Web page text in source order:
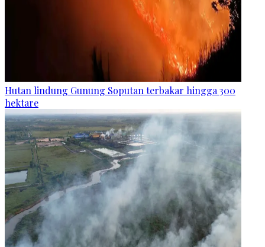
Hutan lindung Gunung Soputan terbakar hingga 300
hektare